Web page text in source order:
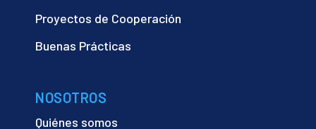
Proyectos de Cooperación
Buenas Prácticas
NOSOTROS
Quiénes somos